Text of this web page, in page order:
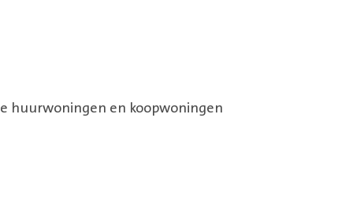
huurwoningen en koopwoningen